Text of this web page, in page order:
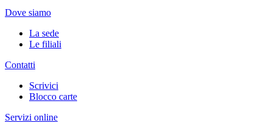
Dove siamo
La sede
Le filiali
Contatti
Scrivici
Blocco carte
Servizi online